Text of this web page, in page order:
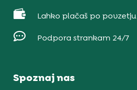
 Lahko plačaš po povzetju
 Podpora strankam 24/7
Spoznaj nas